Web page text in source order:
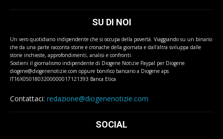
SU DI NOI
Un vero quotidiano indipendente che si occupa della povertà. Viaggiando su un binario
che da una parte racconta storie e cronache della giornata e dall'altra sviluppa dalle
storie inchieste, approfondimenti, analisi e confronti.
Sostieni il giornalismo indipendente di Diogene Notizie Paypal per Diogene
diogene@diogenenotizie.com oppure bonifico bancario a Diogene aps
IT16X0501803200000017121393 Banca Etica
Contattaci: redazione@diogenenotizie.com
SOCIAL